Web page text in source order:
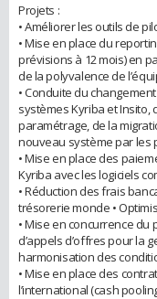
Projets :
• Améliorer les outils de
• Mise en place du
prévisions à 12 mois) en
de la polyvalence de
• Conduite du
systèmes Kyriba et
paramétrage, de la
nouveau système par les
• Mise en place des
Kyriba avec les logiciels
• Réduction des frais
trésorerie monde •
• Mise en concurrence du
d’appels d’offres pour la
harmonisation des
• Mise en place des
l’international (cash